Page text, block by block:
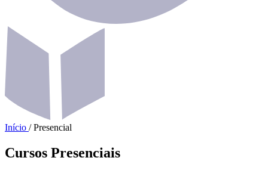
Início / Presencial
Cursos Presenciais